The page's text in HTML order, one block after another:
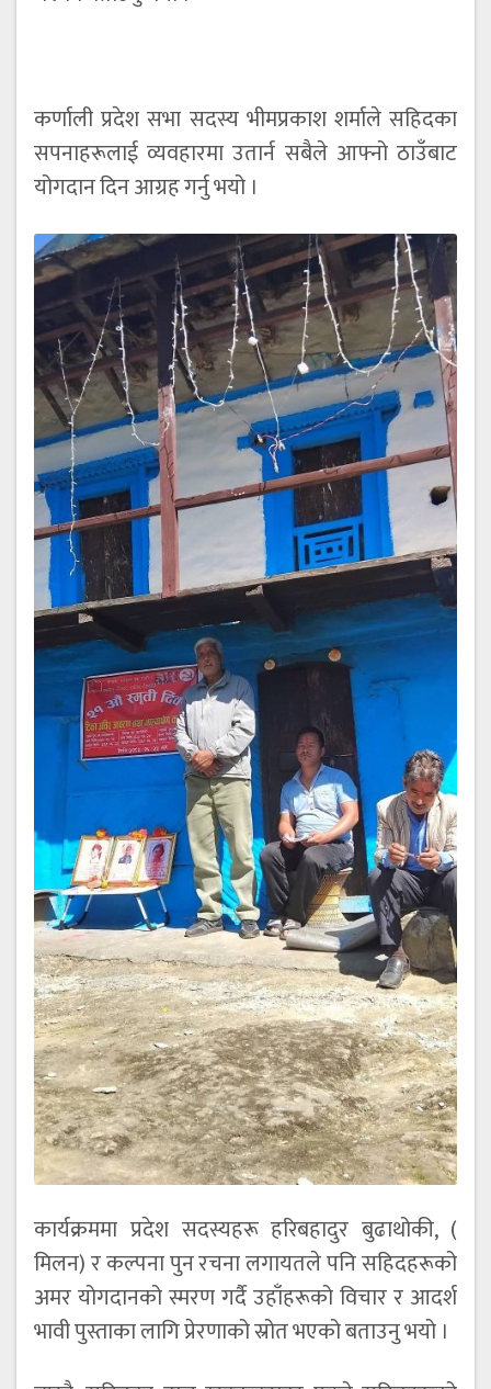
कर्णाली प्रदेश सभा सदस्य भीमप्रकाश शर्माले सहिदका
सपनाहरूलाई व्यवहारमा उतार्न सबैले आफ्नो ठाउँबाट
योगदान दिन आग्रह गर्नु भयो ।
कार्यक्रममा प्रदेश सदस्यहरू हरिबहादुर बुढाथोकी, (
मिलन) र कल्पना पुन रचना लगायतले पनि सहिदहरूको
अमर योगदानको स्मरण गर्दै उहाँहरूको विचार र आदर्श
भावी पुस्ताका लागि प्रेरणाको स्रोत भएको बताउनु भयो ।